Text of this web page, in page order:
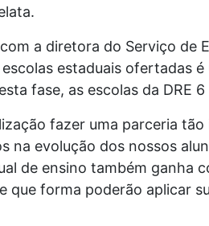
a diretora do Serviço de
estaduais ofertadas
fase, as escolas da DRE
fazer uma parceria
na evolução dos nossos
de ensino também ganha
que forma poderão aplicar